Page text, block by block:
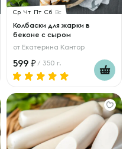
Ср Чт Пт Сб Вс
Колбаски для жарки в
беконе с сыром
от Екатерина Кантор
599 / 350 г.